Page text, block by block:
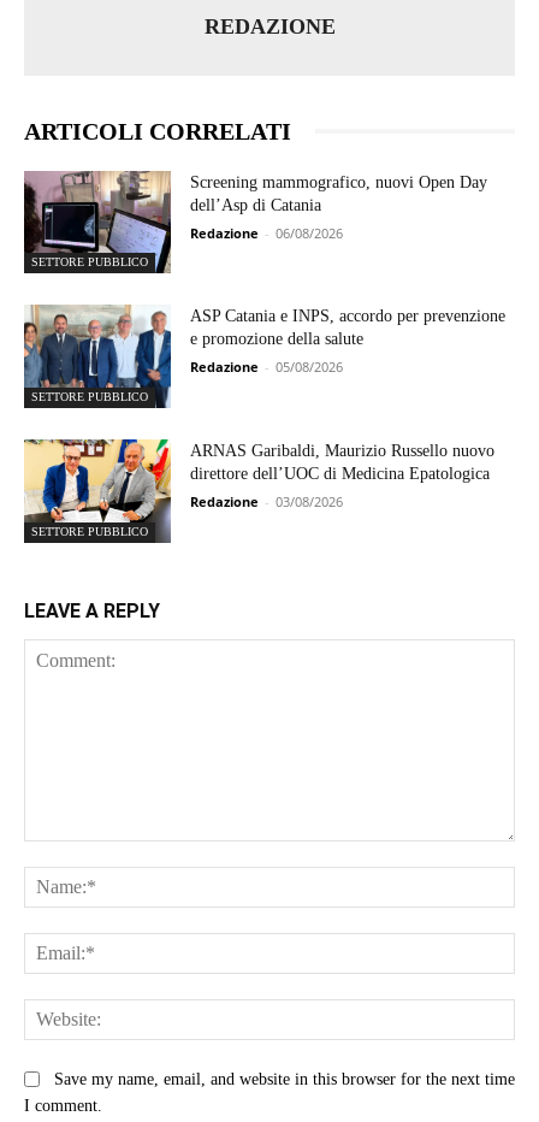
REDAZIONE
ARTICOLI CORRELATI
SETTORE PUBBLICO
Screening mammografico, nuovi Open Day
dell’Asp di Catania
Redazione - 06/08/2026
SETTORE PUBBLICO
ASP Catania e INPS, accordo per prevenzione
e promozione della salute
Redazione - 05/08/2026
SETTORE PUBBLICO
ARNAS Garibaldi, Maurizio Russello nuovo
direttore dell’UOC di Medicina Epatologica
Redazione - 03/08/2026
LEAVE A REPLY
Save my name, email, and website in this browser for the next time
I comment.